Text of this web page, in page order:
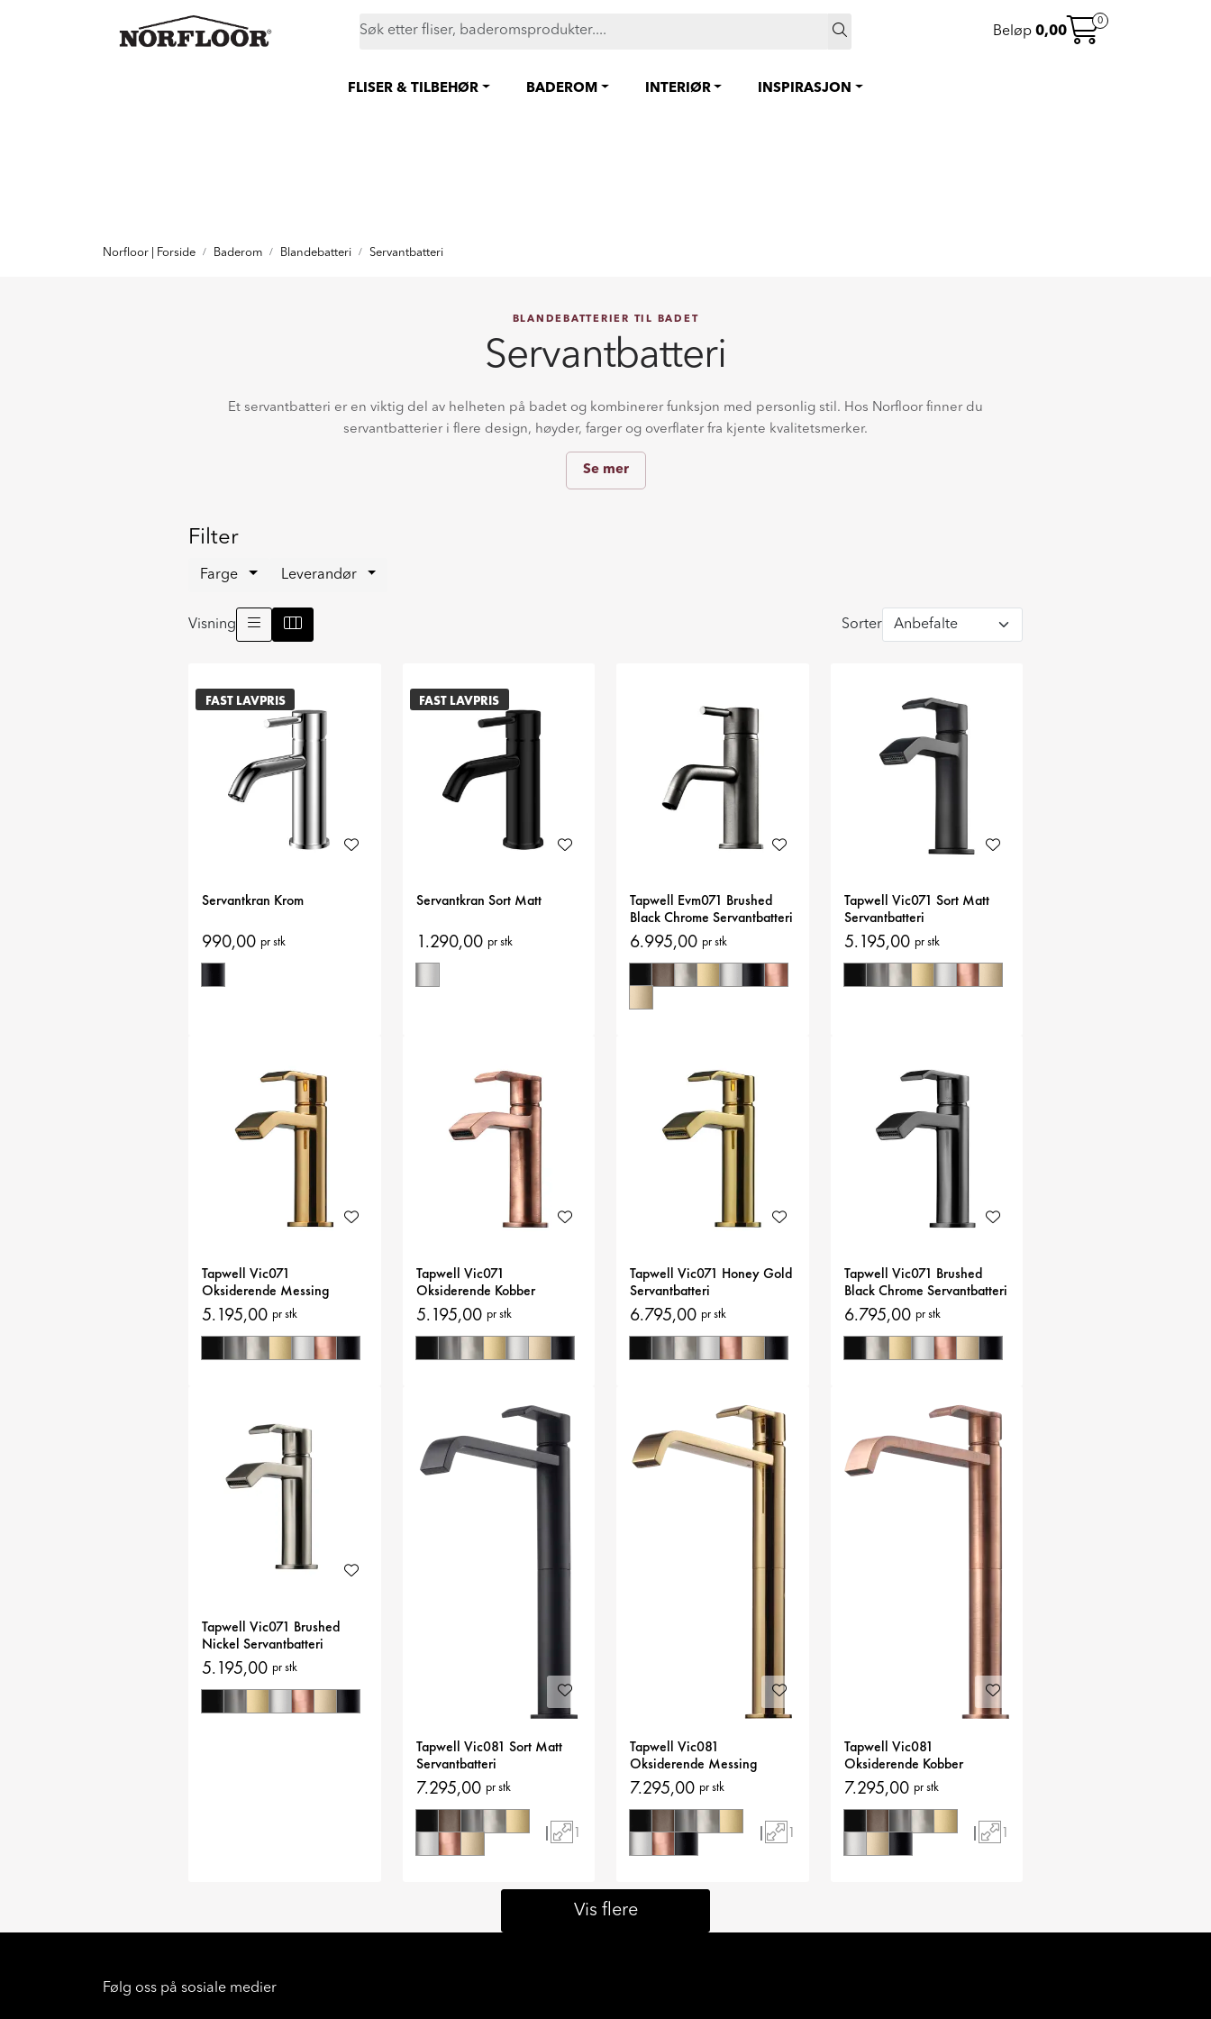
Beløp 0,00
0
FLISER & TILBEHØR BADEROM INTERIØR INSPIRASJON
Norfloor | Forside Baderom Blandebatteri Servantbatteri
Filter
Farge Leverandør
Visning Sorter
FAST LAVPRIS
Servantkran Krom
990,00 pr stk
FAST LAVPRIS
Servantkran Sort Matt
1.290,00 pr stk
Tapwell Evm071 Brushed
Black Chrome Servantbatteri
6.995,00 pr stk
Tapwell Vic071 Sort Matt
Servantbatteri
5.195,00 pr stk
Tapwell Vic071
Oksiderende Messing
Servantbatteri
5.195,00 pr stk
Tapwell Vic071
Oksiderende Kobber
Servantbatteri
5.195,00 pr stk
Tapwell Vic071 Honey Gold
Servantbatteri
6.795,00 pr stk
Tapwell Vic071 Brushed
Black Chrome Servantbatteri
6.795,00 pr stk
Tapwell Vic071 Brushed
Nickel Servantbatteri
5.195,00 pr stk
Tapwell Vic081 Sort Matt
Servantbatteri
7.295,00 pr stk
| 1
Tapwell Vic081
Oksiderende Messing
Servantbatteri
7.295,00 pr stk
| 1
Tapwell Vic081
Oksiderende Kobber
Servantbatteri
7.295,00 pr stk
| 1
Vis flere
BLANDEBATTERIER TIL BADET
Servantbatteri
Et servantbatteri er en viktig del av helheten på badet og kombinerer funksjon med personlig stil. Hos Norfloor finner du
servantbatterier i flere design, høyder, farger og overflater fra kjente kvalitetsmerker.
Se mer
Følg oss på sosiale medier